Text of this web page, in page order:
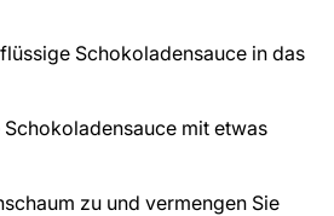
Schokoladensauce in das
Schokoladensauce mit etwas
zu und vermengen Sie